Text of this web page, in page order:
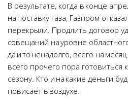
В результате, когда в конце
на поставку газа, Газпром
перекрыли. Продлить договор
совещаний на уровне
да и то ненадолго, всего на
всего прочего пора готовиться
сезону. Кто и на какие деньги
повисает в воздухе.